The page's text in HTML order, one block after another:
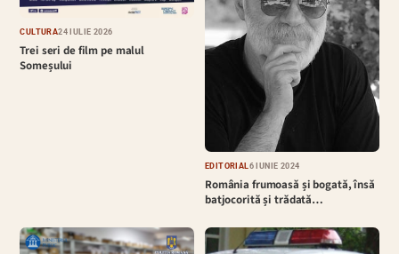
CULTURĂ24 IULIE 2026
Trei seri de film pe malul
Someșului
EDITORIAL6 IUNIE 2024
România frumoasă și bogată, însă
batjocorită și trădată…